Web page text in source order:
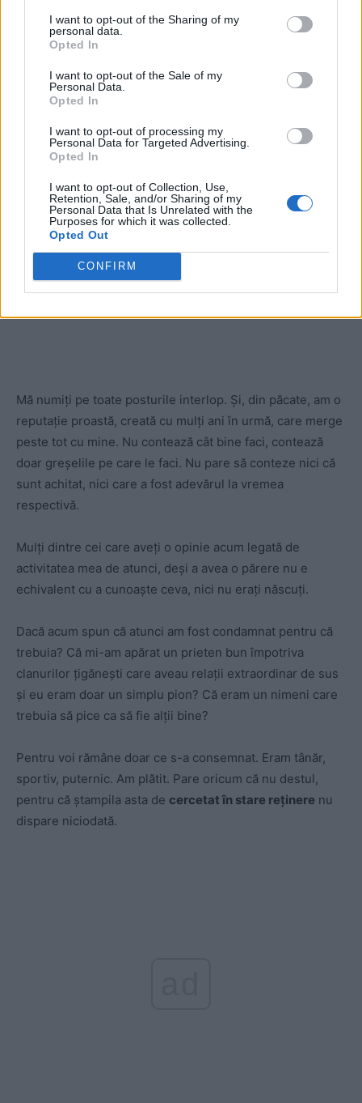
I want to opt-out of the Sharing of my
personal data.
Opted In
I want to opt-out of the Sale of my
Personal Data.
Opted In
I want to opt-out of processing my
Personal Data for Targeted Advertising.
Opted In
I want to opt-out of Collection, Use,
Retention, Sale, and/or Sharing of my
Personal Data that Is Unrelated with the
Purposes for which it was collected.
Opted Out
CONFIRM
La durerea pe care o simt acum, nu contează ce se
întâmplă cu mine, dar îmi doresc liniște pentru cei dragi,
nu contează cât mă veți hăitui pe mine.
ad
Mă numiți pe toate posturile interlop. Și, din păcate, am o
reputație proastă, creată cu mulți ani în urmă, care merge
peste tot cu mine. Nu contează cât bine faci, contează
doar greșelile pe care le faci. Nu pare să conteze nici că
sunt achitat, nici care a fost adevărul la vremea
respectivă.
Mulți dintre cei care aveți o opinie acum legată de
activitatea mea de atunci, deși a avea o părere nu e
echivalent cu a cunoaște ceva, nici nu erați născuți.
Dacă acum spun că atunci am fost condamnat pentru că
trebuia? Că mi-am apărat un prieten bun împotriva
clanurilor țigănești care aveau relații extraordinar de sus
și eu eram doar un simplu pion? Că eram un nimeni care
trebuia să pice ca să fie alții bine?
Pentru voi rămâne doar ce s-a consemnat. Eram tânăr,
sportiv, puternic. Am plătit. Pare oricum că nu destul,
pentru că ștampila asta de cercetat în stare reținere nu
dispare niciodată.